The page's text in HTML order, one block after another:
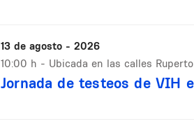
13 de agosto - 2026
10:00 h - Ubicada en las calles
Jornada de testeos de VIH